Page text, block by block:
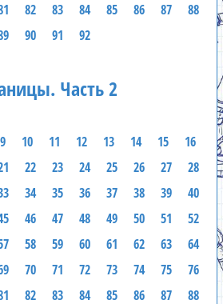
82 83 84 85 86 87
88
90 91 92
Часть 2
9 10 11 12 13 14 15
16
22 23 24 25 26 27
28
34 35 36 37 38 39
40
46 47 48 49 50 51
52
58 59 60 61 62 63
64
70 71 72 73 74 75
76
82 83 84 85 86 87 88